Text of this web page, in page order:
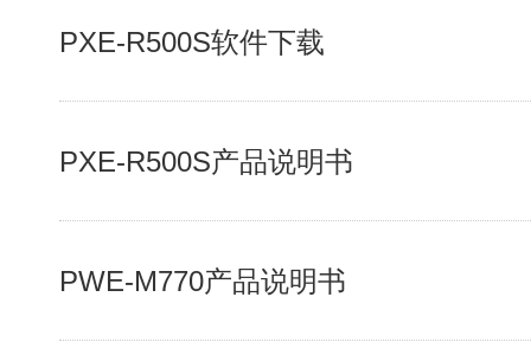
PXE-R500S软件下载
PXE-R500S产品说明书
PWE-M770产品说明书